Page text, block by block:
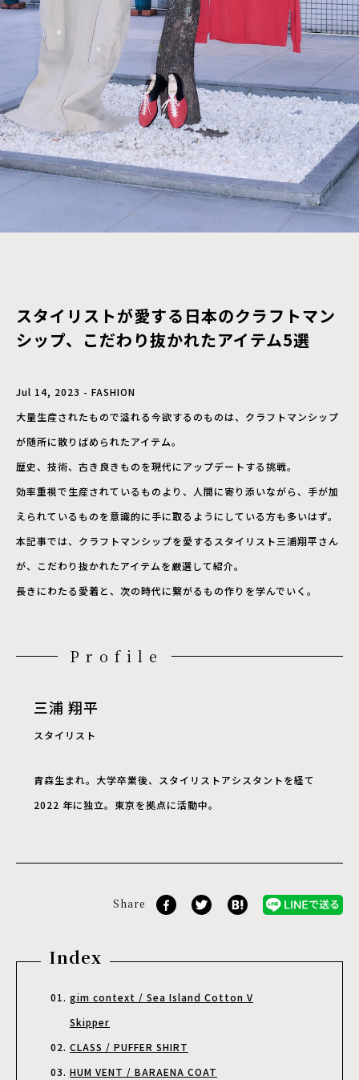
スタイリストが愛する日本のクラフトマン
シップ、こだわり抜かれたアイテム5選
Jul 14, 2023 - FASHION
大量生産されたもので溢れる今欲するのものは、クラフトマンシップ
が随所に散りばめられたアイテム。
歴史、技術、古き良きものを現代にアップデートする挑戦。
効率重視で生産されているものより、人間に寄り添いながら、手が加
えられているものを意識的に手に取るようにしている方も多いはず。
本記事では、クラフトマンシップを愛するスタイリスト三浦翔平さん
が、こだわり抜かれたアイテムを厳選して紹介。
長きにわたる愛着と、次の時代に繋がるもの作りを学んでいく。
Profile
三浦 翔平
スタイリスト
青森生まれ。大学卒業後、スタイリストアシスタントを経て
2022 年に独立。東京を拠点に活動中。
Share
Index
gim context / Sea Island Cotton V
Skipper
CLASS / PUFFER SHIRT
HUM VENT / BARAENA COAT